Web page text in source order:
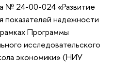
№ 24-00-024 «Развитие
показателей надежности
Программы
исследовательского
экономики» (НИУ